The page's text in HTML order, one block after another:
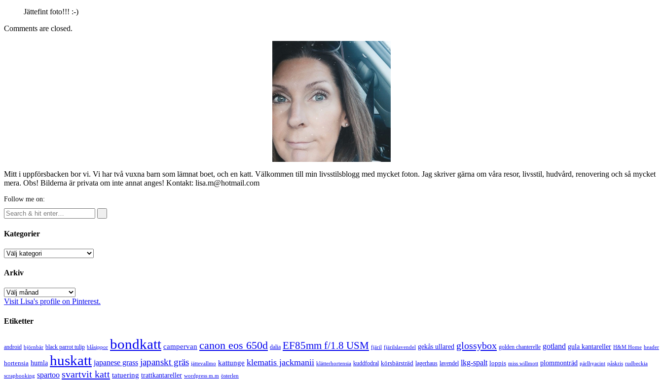
Jättefint foto!!! :-)
Comments are closed.
Mitt i uppförsbacken bor vi. Vi har två vuxna barn som lämnat boet, och en katt. Välkommen till min livsstilsblogg med mycket foton. Jag skriver gärna om våra resor, livsstil, hudvård, renovering och så mycket
mera. Obs! Bilderna är privata om inte annat anges! Kontakt: lisa.m@hotmail.com
Follow me on:
Kategorier
Kategorier
Arkiv
Arkiv
Visit Lisa's profile on Pinterest.
Etiketter
android björnbär black parrot tulip blåsippor bondkatt campervan canon eos 650d dalia EF85mm f/1.8 USM fjäril fjärilslavendel gekås ullared glossybox golden chanterelle gotland gula kantareller H&M Home header
hortensia humla huskatt japanese grass japanskt gräs jättevallmo kattunge klematis jackmanii klätterhortensia kuddfodral körsbärsträd lagerhaus lavendel lkg-spalt loppis miss willmott plommonträd pärlhyacint påskris rudbeckia
scrapbooking spartoo svartvit katt tatuering trattkantareller wordpress m.m österlen